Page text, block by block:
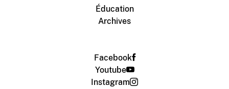
Éducation
Archives
Facebook
Youtube
Instagram